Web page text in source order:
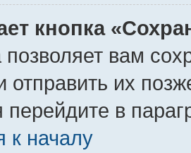
кнопка
позволяет вам
отправить их
в
к началу